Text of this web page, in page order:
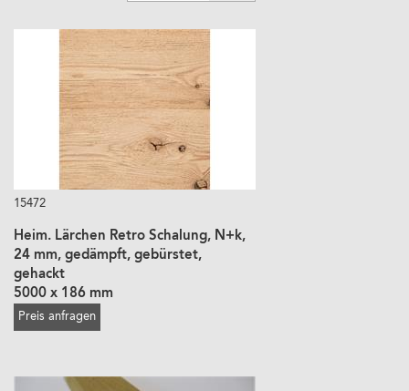
15472
Heim. Lärchen Retro Schalung, N+k,
24 mm, gedämpft, gebürstet,
gehackt
5000 x 186 mm
Preis anfragen